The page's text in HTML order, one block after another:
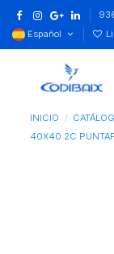
Español
INICIO
40X40 2C